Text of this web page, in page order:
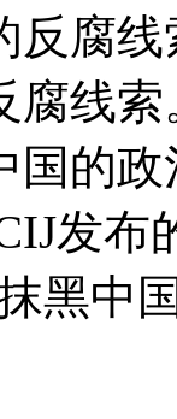
反腐
腐线
国的
发布
黑中